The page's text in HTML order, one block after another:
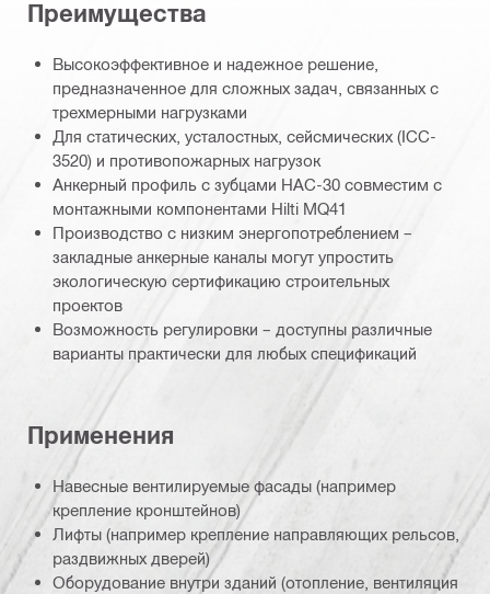
Преимущества
Высокоэффективное и надежное решение,
предназначенное для сложных задач, связанных с
трехмерными нагрузками
Для статических, усталостных, сейсмических (ICC-
3520) и противопожарных нагрузок
Анкерный профиль с зубцами HAC-30 совместим с
монтажными компонентами Hilti MQ41
Производство с низким энергопотреблением –
закладные анкерные каналы могут упростить
экологическую сертификацию строительных
проектов
Возможность регулировки – доступны различные
варианты практически для любых спецификаций
Применения
Навесные вентилируемые фасады (например
крепление кронштейнов)
Лифты (например крепление направляющих рельсов,
раздвижных дверей)
Оборудование внутри зданий (отопление, вентиляция